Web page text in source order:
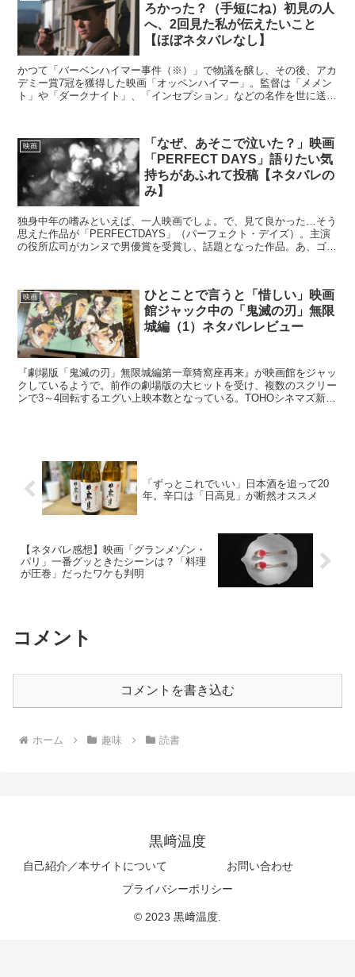
ろかった？（手短にね）初見の人
へ、2回見た私が伝えたいこと
【ほぼネタバレなし】
かつて「バーベンハイマー事件（※）」で物議を醸し、その後、アカ
デミー賞7冠を獲得した映画「オッペンハイマー」。監督は「メメン
ト」や「ダークナイト」、「インセプション」などの名作を世に送り
映画
「なぜ、あそこで泣いた？」映画
「PERFECT DAYS」語りたい気
持ちがあふれて投稿【ネタバレの
み】
独身中年の嗜みといえば、一人映画でしょ。で、見て良かった…そう
思えた作品が「PERFECTDAYS」（パーフェクト・デイズ）。主演
の役所広司がカンヌで男優賞を受賞し、話題となった作品。あ、ゴメ
映画
ひとことで言うと「惜しい」映画
館ジャック中の「鬼滅の刃」無限
城編（1）ネタバレレビュー
『劇場版「鬼滅の刃」無限城編第一章猗窩座再来』が映画館をジャッ
クしているようで。前作の劇場版の大ヒットを受け、複数のスクリー
ンで3～4回転するエグい上映本数となっている。TOHOシネマズ新宿
「ずっとこれでいい」日本酒を追って20
年。辛口は「日高見」が断然オススメ
【ネタバレ感想】映画「グランメゾン・
パリ」一番グッときたシーンは？「料理
が圧巻」だったワケも判明
コメント
コメントを書き込む
ホーム 趣味 読書
黒﨑温度
自己紹介／本サイトについて
お問い合わせ
プライバシーポリシー
© 2023 黒﨑温度.